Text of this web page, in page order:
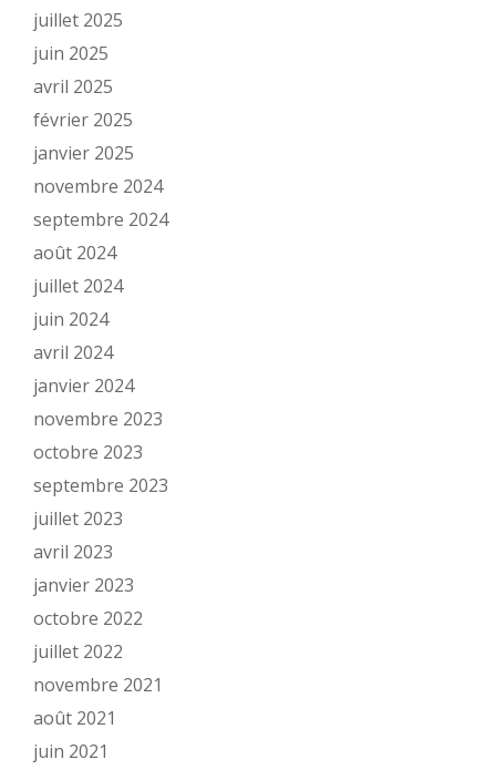
juillet 2025
juin 2025
avril 2025
février 2025
janvier 2025
novembre 2024
septembre 2024
août 2024
juillet 2024
juin 2024
avril 2024
janvier 2024
novembre 2023
octobre 2023
septembre 2023
juillet 2023
avril 2023
janvier 2023
octobre 2022
juillet 2022
novembre 2021
août 2021
juin 2021